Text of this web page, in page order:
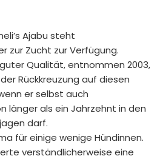
Ajabu steht
zur Zucht zur Verfügung.
Qualität, entnommen 2003,
Rückkreuzung auf diesen
er selbst auch
länger als ein Jahrzehnt in den
darf.
für einige wenige Hündinnen.
verständlicherweise eine